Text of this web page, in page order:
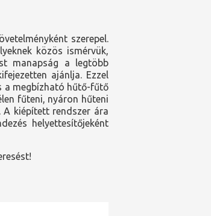
szerepel.
közös ismérvük,
manapság a legtöbb
ajánlja. Ezzel
a megbízható hűtő-fűtő
fűteni, nyáron hűteni
A kiépített rendszer ára
helyettesítőjeként